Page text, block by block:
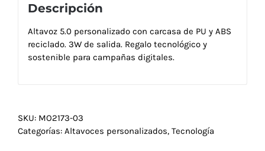
Descripción
Altavoz 5.0 personalizado con carcasa de PU y ABS
reciclado. 3W de salida. Regalo tecnológico y
sostenible para campañas digitales.
SKU: MO2173-03
Categorías: Altavoces personalizados, Tecnología